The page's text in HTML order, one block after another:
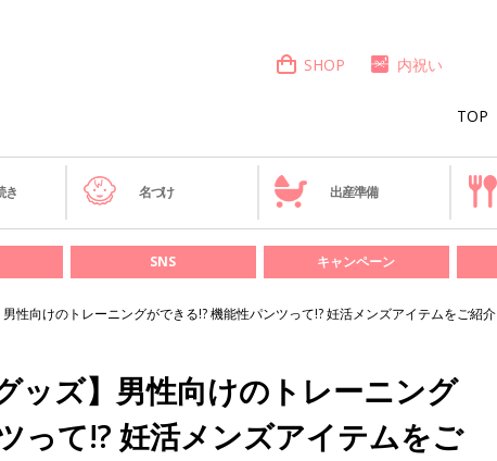
TOP
SHOP 内祝い
き 名づけ 出産準備
SNS キャンペーン
男性向けのトレーニングができる!? 機能性パンツって!? 妊活メンズアイテムをご紹介
ッズ】男性向けのトレーニング
って!? 妊活メンズアイテムをご